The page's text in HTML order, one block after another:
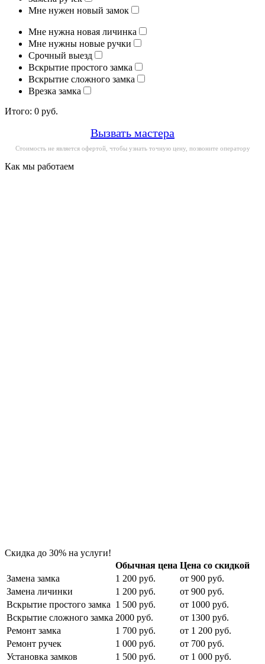
Мне нужен новый замок
Мне нужна новая личинка
Мне нужны новые ручки
Срочный выезд
Вскрытие простого замка
Вскрытие сложного замка
Врезка замка
Итого: 0 руб.
Вызвать мастера
Стоимость не является офертой, чтобы узнать точную цену, позвоните оператору
Как мы работаем
Скидка до 30% на услуги!
Обычная цена Цена со скидкой
Замена замка
1 200 руб.
от 900 руб.
Замена личинки
1 200 руб.
от 900 руб.
Вскрытие простого замка 1 500 руб.
от 1000 руб.
Вскрытие сложного замка 2000 руб.
от 1300 руб.
Ремонт замка
1 700 руб.
от 1 200 руб.
Ремонт ручек
1 000 руб.
от 700 руб.
Установка замков
1 500 руб.
от 1 000 руб.